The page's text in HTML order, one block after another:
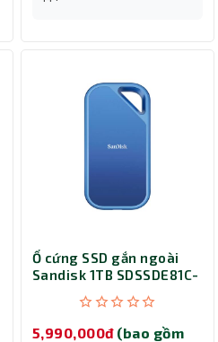
Ổ cứng SSD gắn ngoài
Sandisk 1TB SDSSDE81C-
5,990,000đ (bao gồm